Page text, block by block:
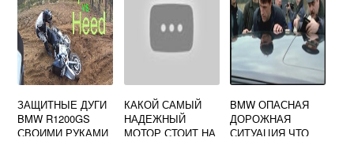
ЗАЩИТНЫЕ ДУГИ
BMW R1200GS
СВОИМИ РУКАМИ
КАКОЙ САМЫЙ
НАДЕЖНЫЙ
МОТОР СТОИТ НА
BMW ОПАСНАЯ
ДОРОЖНАЯ
СИТУАЦИЯ ЧТО